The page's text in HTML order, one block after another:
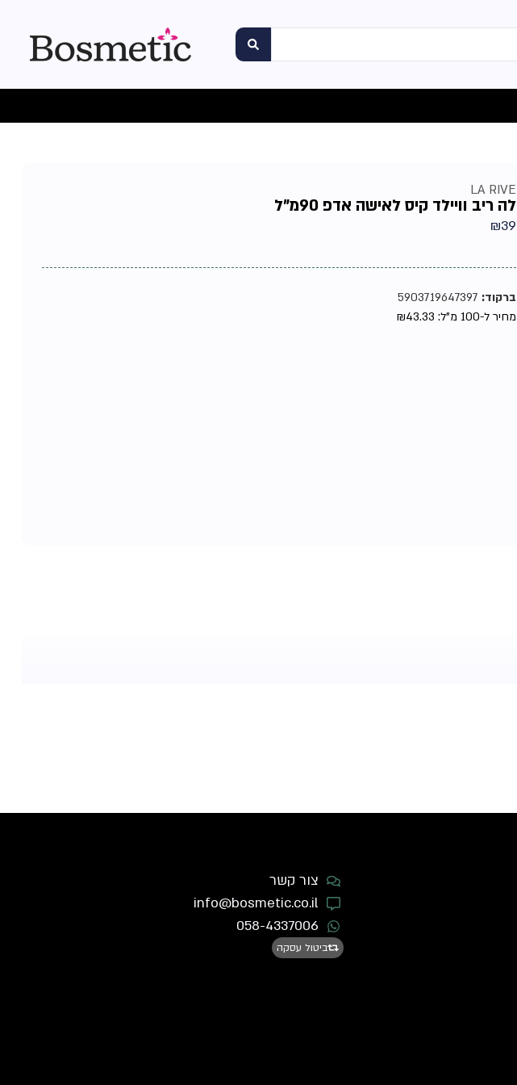
LA RIVE
לה ריב וויילד קיס לאישה אדפ 90מ"ל
₪39
ברקוד:
מחיר ל-100 מ"ל:
₪43.33
צור קשר
info@bosmetic.co.il
058-4337006
ביטול עסקה